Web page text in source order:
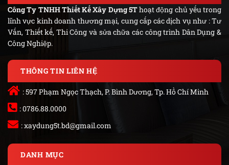
Công Ty TNHH Thiết Kế Xây Dựng 5Thoạt động chủ yếu trong
lĩnh vực kinh doanh thương mại, cung cấp các dịch vụ như : Tư
Vấn, Thiết kế, Thi Công và sửa chữa các công trình Dân Dụng &
Công Nghiệp.
THÔNG TIN LIÊN HỆ
: 597 Phạm Ngọc Thạch, P. Bình Dương, Tp. Hồ Chí Minh
: 0786.88.0000
:xaydung5t.bd@gmail.com
DANH MỤC